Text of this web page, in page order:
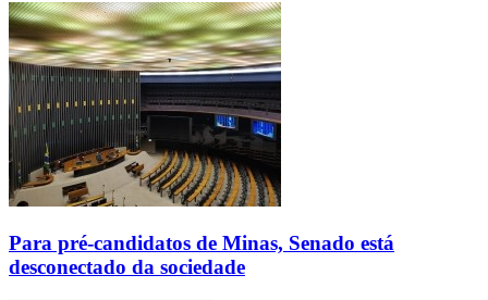
Para pré-candidatos de Minas, Senado está
desconectado da sociedade